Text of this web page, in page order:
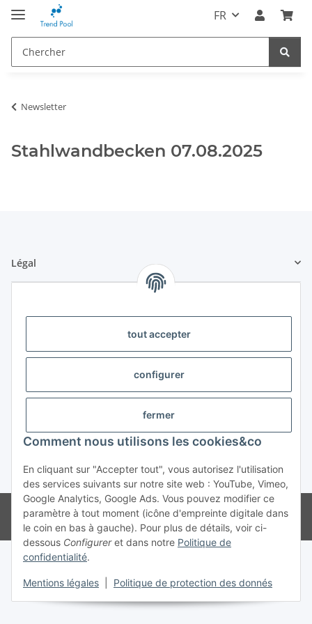
tout accepter
configurer
fermer
Comment nous utilisons les cookies&co
En cliquant sur "Accepter tout", vous autorisez l'utilisation
des services suivants sur notre site web : YouTube, Vimeo,
Google Analytics, Google Ads. Vous pouvez modifier ce
paramètre à tout moment (icône d'empreinte digitale dans
le coin en bas à gauche). Pour plus de détails, voir ci-
dessous Configureret dans notre Politique de
confidentialité.
Mentions légales Politique de protection des donnés
FR
Newsletter
Stahlwandbecken 07.08.2025
Légal
#global.withdrawalForm#
* Tous les prix s'entendent TVA incluse
© Weinmann GmbH - Alle Rechte vorbehalten -
Alle Angebote richten
sich ausschließlich an registrierte Fachhändler